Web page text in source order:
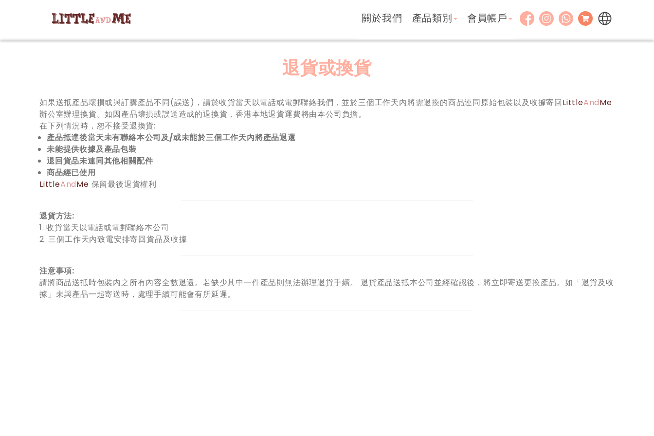
關於我們 產品類別 會員帳戶
退貨或換貨
如果送抵產品壞損或與訂購產品不同(誤送)，請於收貨當天以電話或電郵聯絡我們，並於三個工作天內將需退換的商品連同原始包裝以及收據寄回LittleAndMe
辦公室辦理換貨。如因產品壞損或誤送造成的退換貨，香港本地退貨運費將由本公司負擔。
在下列情況時，恕不接受退換貨:
產品抵達後當天未有聯絡本公司及/或未能於三個工作天內將產品退還
未能提供收據及產品包裝
退回貨品未連同其他相關配件
商品經已使用
LittleAndMe 保留最後退貨權利
退貨方法:
1. 收貨當天以電話或電郵聯絡本公司
2. 三個工作天內致電安排寄回貨品及收據
注意事項:
請將商品送抵時包裝內之所有內容全數退還。若缺少其中一件產品則無法辦理退貨手續。 退貨產品送抵本公司並經確認後，將立即寄送更換產品。如「退貨及收
據」未與產品一起寄送時，處理手續可能會有所延遲。